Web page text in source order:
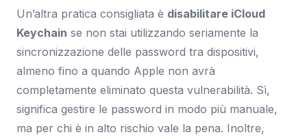
Un’altra pratica consigliata è disabilitare iCloud
Keychain se non stai utilizzando seriamente la
sincronizzazione delle password tra dispositivi,
almeno fino a quando Apple non avrà
completamente eliminato questa vulnerabilità. Sì,
significa gestire le password in modo più manuale,
ma per chi è in alto rischio vale la pena. Inoltre,